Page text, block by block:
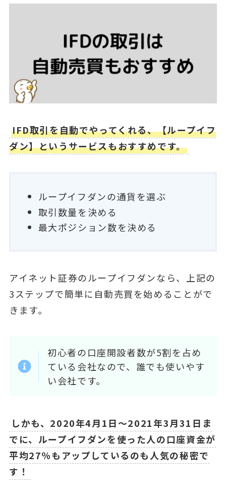
IFD取引を自動でやってくれる、【ループイフ
ダン】というサービスもおすすめです。
ループイフダンの通貨を選ぶ
取引数量を決める
最大ポジション数を決める
アイネット証券のループイフダンなら、上記の
3ステップで簡単に自動売買を始めることがで
きます。
初心者の口座開設者数が5割を占め
ている会社なので、誰でも使いやす
い会社です。
しかも、2020年4月1日～2021年3月31日ま
でに、ループイフダンを使った人の口座資金が
平均27％もアップしているのも人気の秘密で
す！